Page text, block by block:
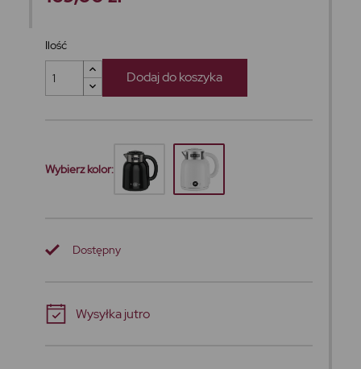
Ilość
Dodaj do koszyka
Wybierz kolor:
Dostępny
Wysyłka jutro